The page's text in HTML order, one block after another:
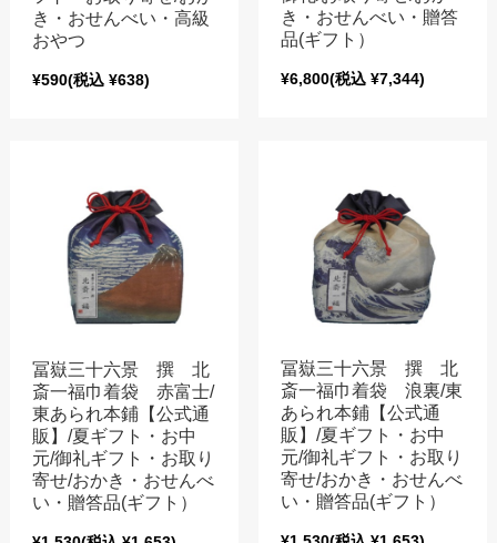
き・おせんべい・高級
おやつ
¥590(税込 ¥638)
き・おせんべい・贈答
品(ギフト）
¥6,800(税込 ¥7,344)
冨嶽三十六景 撰 北
斎一福巾着袋 赤富士/
東あられ本鋪【公式通
販】/夏ギフト・お中
元/御礼ギフト・お取り
寄せ/おかき・おせんべ
い・贈答品(ギフト）
冨嶽三十六景 撰 北
斎一福巾着袋 浪裏/東
あられ本鋪【公式通
販】/夏ギフト・お中
元/御礼ギフト・お取り
寄せ/おかき・おせんべ
い・贈答品(ギフト）